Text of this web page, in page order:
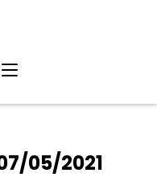
05/2021